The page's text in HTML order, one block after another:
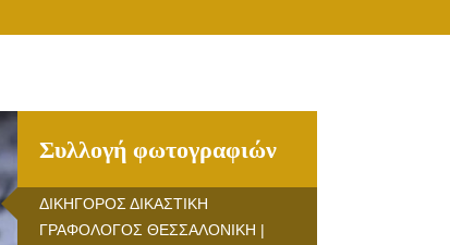
Συλλογή φωτογραφιών
ΔΙΚΗΓΟΡΟΣ ΔΙΚΑΣΤΙΚΗ
ΓΡΑΦΟΛΟΓΟΣ ΘΕΣΣΑΛΟΝΙΚΗ |